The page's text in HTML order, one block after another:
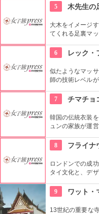
ヌイグルミやT
5 木先生の
大木をイメージ
てくれる足裏マ
でみてください
6 レック・
似たようなマッ
師の技術レベル
7
チマチョ
韓国の伝統衣装
ュンの家族が運
男性や小さな子
真、友達同士の
8 フライナ
ロンドンでの成
タイ文化と、デ
9
ワット・
13世紀の重要な